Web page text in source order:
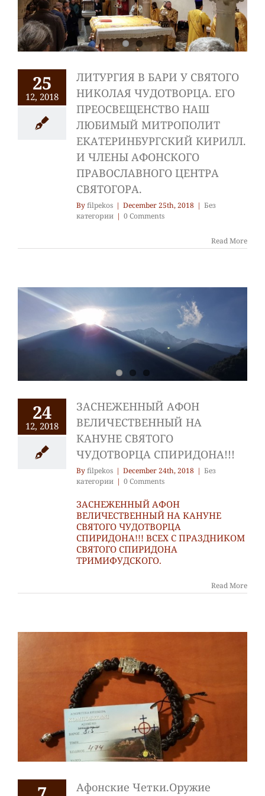
25
12, 2018
ЛИТУРГИЯ В БАРИ У СВЯТОГО
НИКОЛАЯ ЧУДОТВОРЦА. ЕГО
ПРЕОСВЕЩЕНСТВО НАШ
ЛЮБИМЫЙ МИТРОПОЛИТ
ЕКАТЕРИНБУРГСКИЙ КИРИЛЛ.
И ЧЛЕНЫ АФОНСКОГО
ПРАВОСЛАВНОГО ЦЕНТРА
СВЯТОГОРА.
Byfilpekos | December 25th, 2018 | Без
категории | 0 Comments
Read More
24
12, 2018
ЗАСНЕЖЕННЫЙ АФОН
ВЕЛИЧЕСТВЕННЫЙ НА
КАНУНЕ СВЯТОГО
ЧУДОТВОРЦА СПИРИДОНА!!!
Byfilpekos | December 24th, 2018 | Без
категории | 0 Comments
ЗАСНЕЖЕННЫЙ АФОН
ВЕЛИЧЕСТВЕННЫЙ НА КАНУНЕ
СВЯТОГО ЧУДОТВОРЦА
СПИРИДОНА!!! ВСЕХ С ПРАЗДНИКОМ
СВЯТОГО СПИРИДОНА
ТРИМИФУДСКОГО.
Read More
Афонские Четки.Оружие